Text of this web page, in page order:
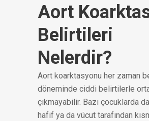
Aort
Belirtileri
Nelerdir?
Aort koarktasyonu her zaman
döneminde ciddi belirtilerle
çıkmayabilir. Bazı çocuklarda
hafif ya da vücut tarafından